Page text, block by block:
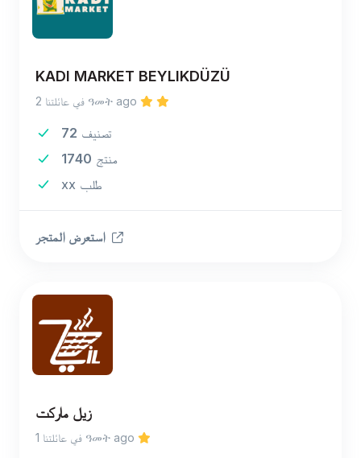
KADI MARKET BEYLIKDÜZÜ
في عائلتنا 2 ዓመት ago
72 تصنيف
1740 منتج
xx طلب
زيل ماركت
في عائلتنا 1 ዓመት ago